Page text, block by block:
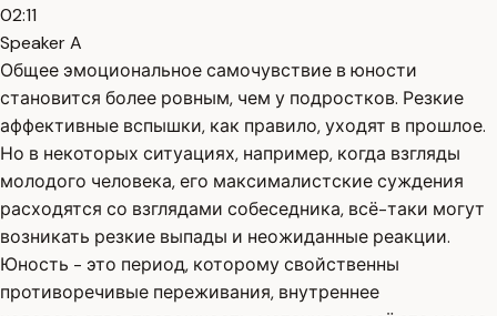
02:11
Speaker A
Общее эмоциональное самочувствие в юности
становится более ровным, чем у подростков. Резкие
аффективные вспышки, как правило, уходят в прошлое.
Но в некоторых ситуациях, например, когда взгляды
молодого человека, его максималистские суждения
расходятся со взглядами собеседника, всё-таки могут
возникать резкие выпады и неожиданные реакции.
Юность - это период, которому свойственны
противоречивые переживания, внутреннее